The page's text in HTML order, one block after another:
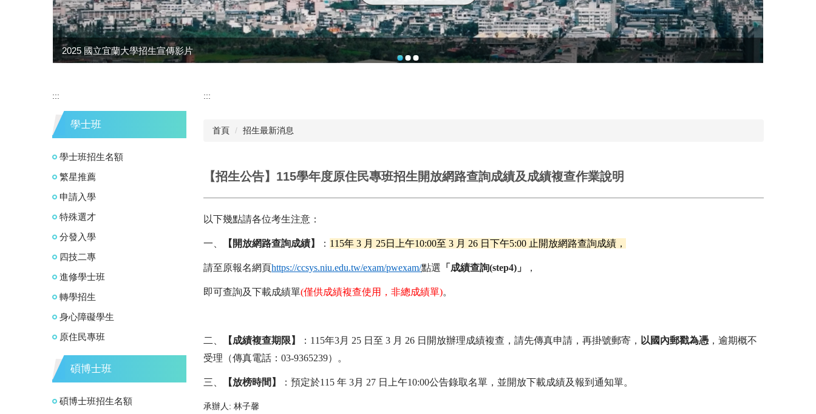
2025 國立宜蘭大學招生宣傳影片
:::
學士班
學士班招生名額
繁星推薦
申請入學
特殊選才
分發入學
四技二專
進修學士班
轉學招生
身心障礙學生
原住民專班
碩博士班
碩博士班招生名額
:::
首頁 招生最新消息
【招生公告】115學年度原住民專班招生開放網路查詢成績及成績複查作業說明
以下幾點請各位考生注意：
一、 【開放網路查詢成績】 ： 115年 3 月 25日上午10:00至 3 月 26 日下午5:00 止開放網路查詢成績，
請至原報名網頁https://ccsys.niu.edu.tw/exam/pwexam/點選 「成績查詢(step4) 」 ，
即可查詢及下載成績單(僅供成績複查使用，非總成績單)。
二、 【成績複查期限】 ： 115年3月 25 日至 3 月 26 日開放辦理成績複查，請先傳真申請，再掛號郵寄， 以國內郵戳為憑 ，逾期概不
受理（傳真電話： 03-9365239）。
三、 【放榜時間】 ：預定於115 年 3月 27 日上午10:00公告錄取名單，並開放下載成績及報到通知單。
承辦人: 林子馨